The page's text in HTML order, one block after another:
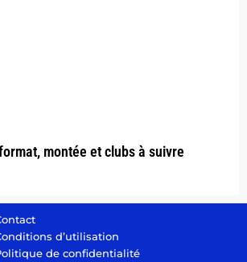
montée et clubs à suivre
d’utilisation
de confidentialité